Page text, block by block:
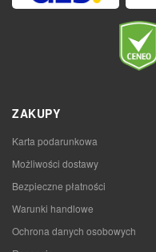
ZAKUPY
Karta podarunkowa
Możliwości dostawy
Bezpieczne płatności
Warunki handlowe
Ochrona danych osobowych